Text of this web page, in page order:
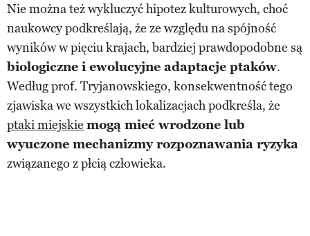
Nie można też wykluczyć hipotez kulturowych, choć
naukowcy podkreślają, że ze względu na spójność
wyników w pięciu krajach, bardziej prawdopodobne są
biologiczne i ewolucyjne adaptacje ptaków.
Według prof. Tryjanowskiego, konsekwentność tego
zjawiska we wszystkich lokalizacjach podkreśla, że
ptaki miejskie mogą mieć wrodzone lub
wyuczone mechanizmy rozpoznawania ryzyka
związanego z płcią człowieka.